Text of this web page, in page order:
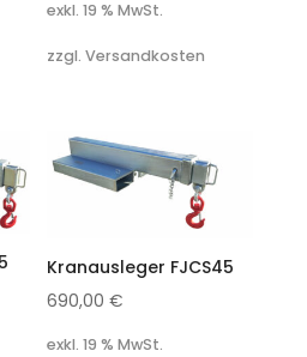
exkl. 19 % MwSt.
zzgl. Versandkosten
Kranausleger FJCS45
690,00€
exkl. 19 % MwSt.